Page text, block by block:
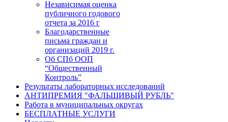
Независимая оценка
публичного годового
отчета за 2016 г
Благодарственные
письма граждан и
организаций 2019 г.
Об СПб ООП
“Общественный
Контроль”
Результаты лабораторных исследований
АНТИПРЕМИЯ "ФАЛЬШИВЫЙ РУБЛЬ"
Работа в муниципальных округах
БЕСПЛАТНЫЕ УСЛУГИ